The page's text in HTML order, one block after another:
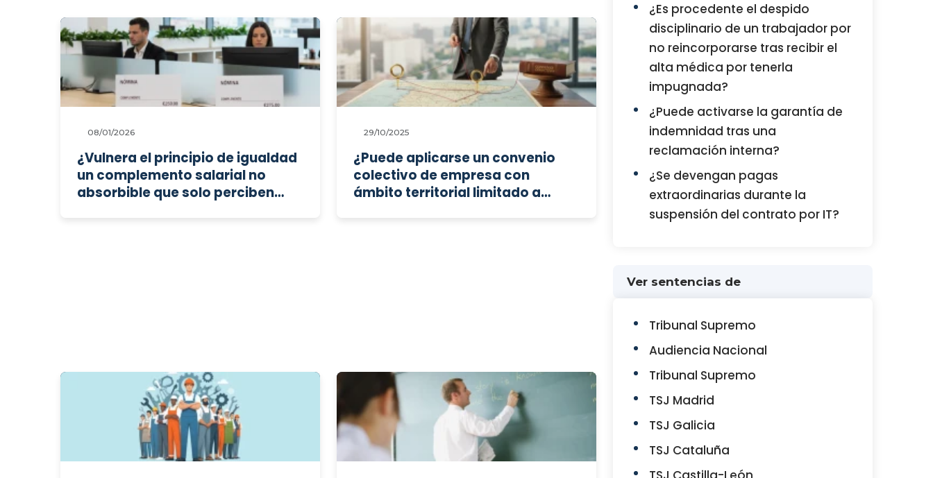
08/01/2026
¿Vulnera el principio de igualdad
un complemento salarial no
absorbible que solo perciben
29/10/2025
¿Puede aplicarse un convenio
colectivo de empresa con
ámbito territorial limitado a
¿Es procedente el despido
disciplinario de un trabajador por
no reincorporarse tras recibir el
alta médica por tenerla
impugnada?
¿Puede activarse la garantía de
indemnidad tras una
reclamación interna?
¿Se devengan pagas
extraordinarias durante la
suspensión del contrato por IT?
Ver sentencias de
Tribunal Supremo
Audiencia Nacional
Tribunal Supremo
TSJ Madrid
TSJ Galicia
TSJ Cataluña